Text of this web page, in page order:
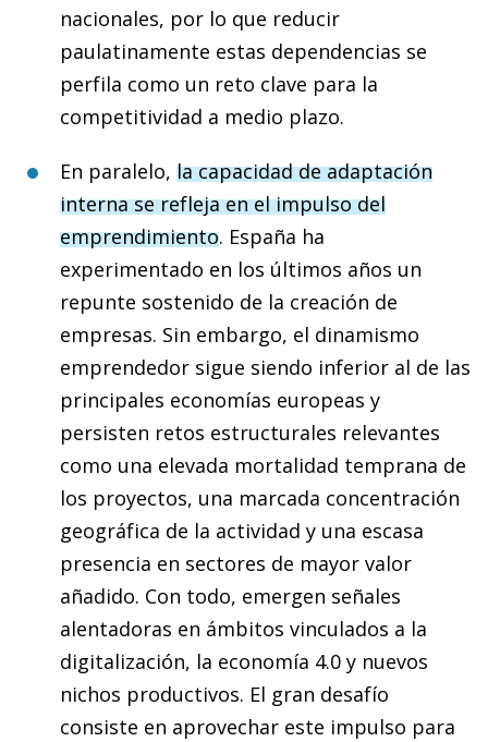
nacionales, por lo que reducir
paulatinamente estas dependencias se
perfila como un reto clave para la
competitividad a medio plazo.
En paralelo, la capacidad de adaptación
interna se refleja en el impulso del
emprendimiento. España ha
experimentado en los últimos años un
repunte sostenido de la creación de
empresas. Sin embargo, el dinamismo
emprendedor sigue siendo inferior al de las
principales economías europeas y
persisten retos estructurales relevantes
como una elevada mortalidad temprana de
los proyectos, una marcada concentración
geográfica de la actividad y una escasa
presencia en sectores de mayor valor
añadido. Con todo, emergen señales
alentadoras en ámbitos vinculados a la
digitalización, la economía 4.0 y nuevos
nichos productivos. El gran desafío
consiste en aprovechar este impulso para